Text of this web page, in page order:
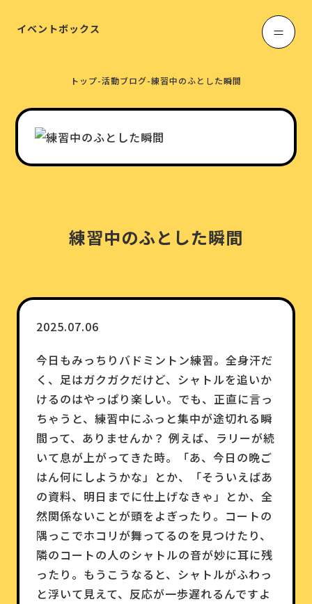
イベントボックス
トップ-活動ブログ-練習中のふとした瞬間
練習中のふとした瞬間
2025.07.06
今日もみっちりバドミントン練習。全身汗だ
く、足はガクガクだけど、シャトルを追いか
けるのはやっぱり楽しい。でも、正直に言っ
ちゃうと、練習中にふっと集中が途切れる瞬
間って、ありませんか？ 例えば、ラリーが続
いて息が上がってきた時。「あ、今日の晩ご
はん何にしようかな」とか、「そういえばあ
の資料、明日までに仕上げなきゃ」とか、全
然関係ないことが頭をよぎったり。コートの
隅っこでホコリが舞ってるのを見つけたり、
隣のコートの人のシャトルの音が妙に耳に残
ったり。もうこうなると、シャトルがふわっ
と浮いて見えて、反応が一歩遅れるんですよ